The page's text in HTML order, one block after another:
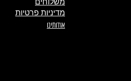
מדיניות פרטיות
אודותינו